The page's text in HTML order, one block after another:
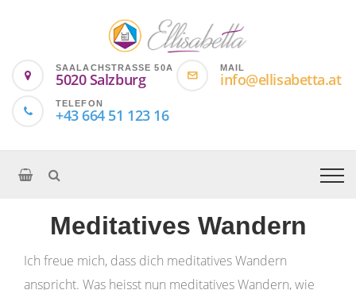
SAALACHSTRASSE 50A
5020 Salzburg
MAIL
info@ellisabetta.at
TELEFON
+43 664 51 123 16
Meditatives Wandern
Ich freue mich, dass dich meditatives Wandern
anspricht. Was heisst nun meditatives Wandern, wie